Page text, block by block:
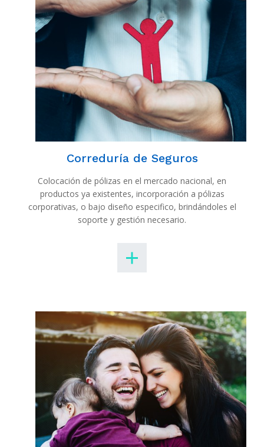
Correduría de Seguros
Colocación de pólizas en el mercado nacional, en
productos ya existentes, incorporación a pólizas
corporativas, o bajo diseño especifico, brindándoles el
soporte y gestión necesario.